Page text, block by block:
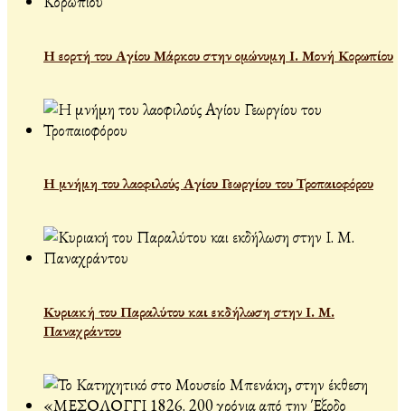
Η εορτή του Αγίου Μάρκου στην ομώνυμη Ι. Μονή Κορωπίου
Η μνήμη του λαοφιλούς Αγίου Γεωργίου του Τροπαιοφόρου
Κυριακή του Παραλύτου και εκδήλωση στην Ι. Μ.
Παναχράντου